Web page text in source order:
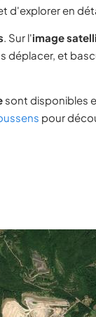
d'explorer en
. Sur l'image
déplacer, et
sont disponibles
pour